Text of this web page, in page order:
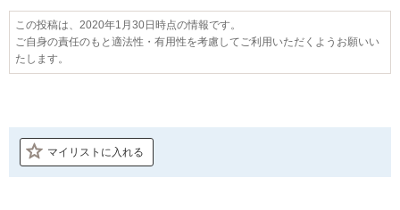
この投稿は、2020年1月30日時点の情報です。
ご自身の責任のもと適法性・有用性を考慮してご利用いただくようお願いい
たします。
マイリストに入れる